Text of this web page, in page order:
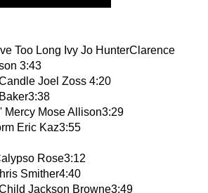
Too Long Ivy Jo HunterClarence
3:43
Joel Zoss 4:20
Mercy Mose Allison3:29
Eric Kaz3:55
Rose3:12
Smither4:40
Jackson Browne3:49